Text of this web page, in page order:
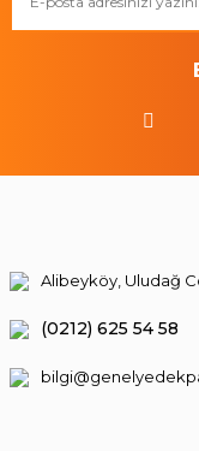
Alibeyköy, Uludağ
(0212) 625 54 58